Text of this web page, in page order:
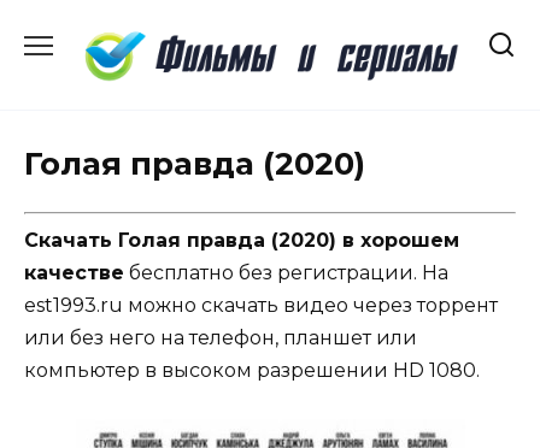
содержанию
Голая правда (2020)
Скачать Голая правда (2020) в хорошем
качестве бесплатно без регистрации. На
est1993.ru можно скачать видео через торрент
или без него на телефон, планшет или
компьютер в высоком разрешении HD 1080.